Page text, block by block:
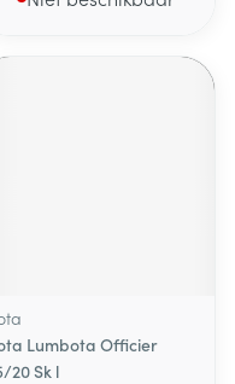
Lumbota Officier
20 Sk l